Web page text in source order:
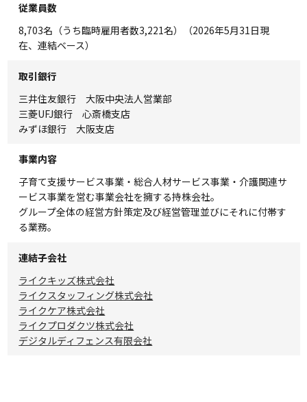
従業員数
8,703名（うち臨時雇用者数3,221名）（2026年5月31日現
在、連結ベース）
取引銀行
三井住友銀行 大阪中央法人営業部
三菱UFJ銀行 心斎橋支店
みずほ銀行 大阪支店
事業内容
子育て支援サービス事業・総合人材サービス事業・介護関連サ
ービス事業を営む事業会社を擁する持株会社。
グループ全体の経営方針策定及び経営管理並びにそれに付帯す
る業務。
連結子会社
ライクキッズ株式会社
ライクスタッフィング株式会社
ライクケア株式会社
ライクプロダクツ株式会社
デジタルディフェンス有限会社